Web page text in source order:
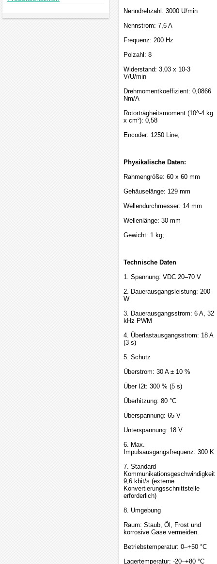
Nenndrehzahl: 3000 U/min
Nennstrom: 7,6 A
Frequenz: 200 Hz
Polzahl: 8
Widerstand: 3,03 x 10-3
V/U/min
Drehmomentkoeffizient: 0,0866
Nm/A
Rotorträgheitsmoment (10^-4 kg
x cm²): 0,58
Encoder: 1250 Line;
Physikalische Daten:
Rahmengröße: 60 x 60 mm
Gehäuselänge: 129 mm
Wellendurchmesser: 14 mm
Wellenlänge: 30 mm
Gewicht: 1 kg;
Technische Daten
1. Spannung: VDC 20–70 V
2. Dauerausgangsleistung: 200
W
3. Dauerausgangsstrom: 6 A, 32
kHz PWM
4. Überlastausgangsstrom: 18 A
(3 s)
5. Schutz
Überstrom: 30 A ± 10 %
Über I2t: 300 % (5 s)
Überhitzung: 80 °C
Überspannung: 65 V
Unterspannung: 18 V
6. Max.
Impulsausgangsfrequenz: 300 K
7. Standard-
Kommunikationsgeschwindigkeit:
9,6 kbit/s (externe
Konvertierungsschnittstelle
erforderlich)
8. Umgebung
Raum: Staub, Öl, Frost und
korrosive Gase vermeiden.
Betriebstemperatur: 0–+50 °C
Lagertemperatur: -20–+80 °C